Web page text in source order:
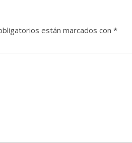
están marcados con *